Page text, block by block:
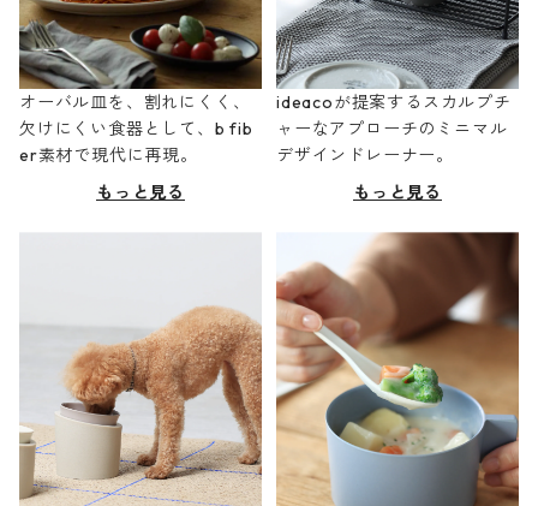
オーバル皿を、割れにくく、
欠けにくい食器として、b fib
er素材で現代に再現。
もっと見る
ideacoが提案するスカルプチ
ャーなアプローチのミニマル
デザインドレーナー。
もっと見る